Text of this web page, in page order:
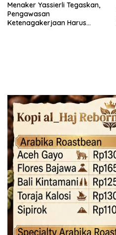
Menaker Yassierli Tegaskan,
Pengawasan
Ketenagakerjaan Harus